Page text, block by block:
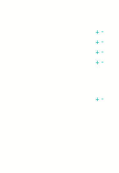
+-
+-
+-
+-
+-